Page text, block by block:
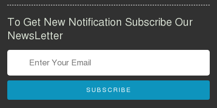
Group Job Circular 2026
তথ্য অধিদপ্তর নিয়োগ বিজ্ঞপ্তি
বাংলাদেশ পুলিশ এএসআই
To Get New Notification Subscribe Our
NewsLetter
SUBSCRIBE